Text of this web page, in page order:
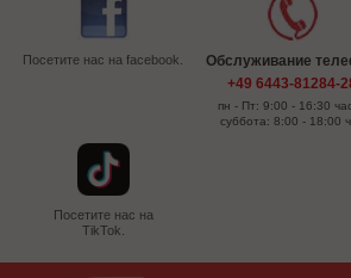
Посетите нас на facebook.
Посетите нас на
TikTok.
Обслуживание
+49 6443-81284-
пн - Пт: 9:00 - 16:30
суббота: 8:00 - 18:00